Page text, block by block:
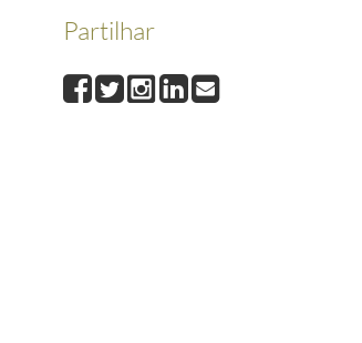
por ocasião da 6.ª edição dos Encontros Ágora. 13 a 17 de
Ibero-Americana de Chefes de Estado e de Governo.
Partilhar